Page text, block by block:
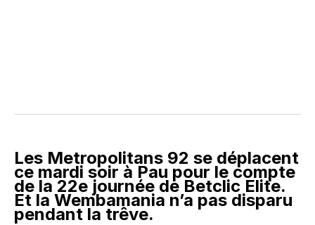
Les Metropolitans 92 se déplacent
ce mardi soir à Pau pour le compte
de la 22e journée de Betclic Elite.
Et la Wembamania n’a pas disparu
pendant la trêve.